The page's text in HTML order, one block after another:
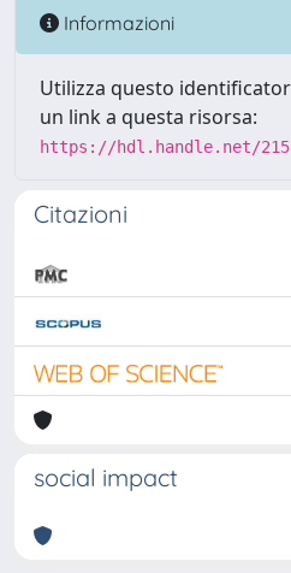
Informazioni
Utilizza questo
un link a questa risorsa:
https://hdl.handle.net/
Citazioni
social impact